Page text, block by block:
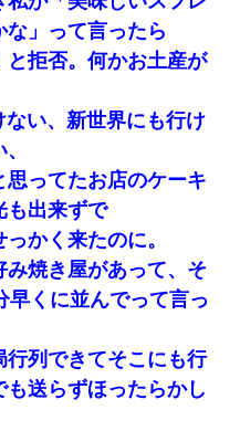
」って言ったら
と拒否。何かお土産が
い、新世界にも行け
ってたお店のケーキ
も出来ずで
かく来たのに。
焼き屋があって、そ
早くに並んでって言っ
行列できてそこにも行
送らずほったらかし